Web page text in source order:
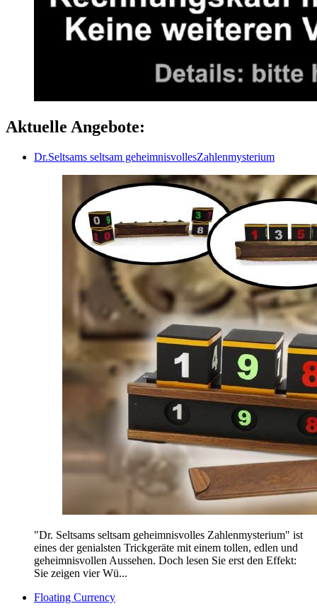
Aktuelle Angebote:
Dr.Seltsams seltsam geheimnisvollesZahlenmysterium
"Dr. Seltsams seltsam geheimnisvolles Zahlenmysterium" ist
eines der genialsten Trickgeräte mit einem tollen, edlen und
geheimnisvollen Aussehen. Doch lesen Sie erst den Effekt:
Sie zeigen vier Wü...
Floating Currency